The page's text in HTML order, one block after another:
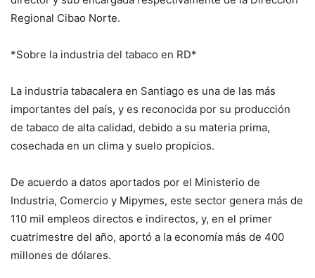
Regional Cibao Norte.
*Sobre la industria del tabaco en RD*
La industria tabacalera en Santiago es una de las más
importantes del país, y es reconocida por su producción
de tabaco de alta calidad, debido a su materia prima,
cosechada en un clima y suelo propicios.
De acuerdo a datos aportados por el Ministerio de
Industria, Comercio y Mipymes, este sector genera más de
110 mil empleos directos e indirectos, y, en el primer
cuatrimestre del año, aportó a la economía más de 400
millones de dólares.